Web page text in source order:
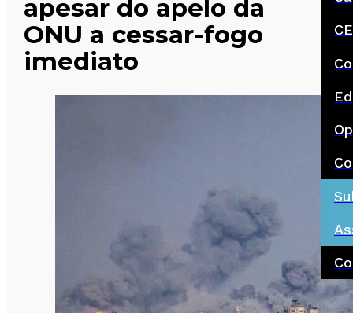
apesar do apelo da
ONU a cessar-fogo
imediato